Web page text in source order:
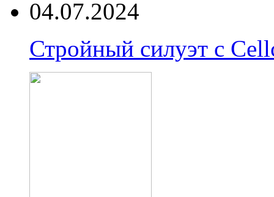
04.07.2024
Стройный силуэт с